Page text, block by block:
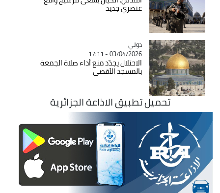
عنصري جديد
Catégorie
دولي
03/04/2026 - 17:11
الاحتلال يجدّد منع أداء صلاة الجمعة
بالمسجد الأقصى
تحميل تطبيق الاذاعة الجزائرية